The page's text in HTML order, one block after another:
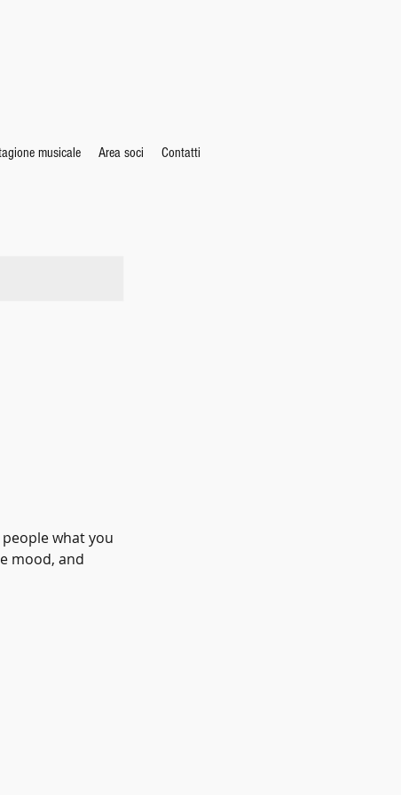
musicale Area soci Contatti
what you
mood, and